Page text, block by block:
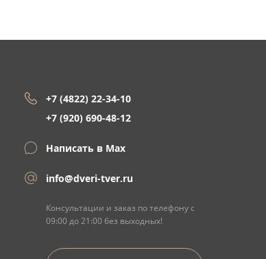
+7 (4822) 22-34-10
+7 (920) 690-48-12
Написать в Max
info@dveri-tver.ru
Консультации и заказ по телефону с
09:00 до 21:00 без выходных!